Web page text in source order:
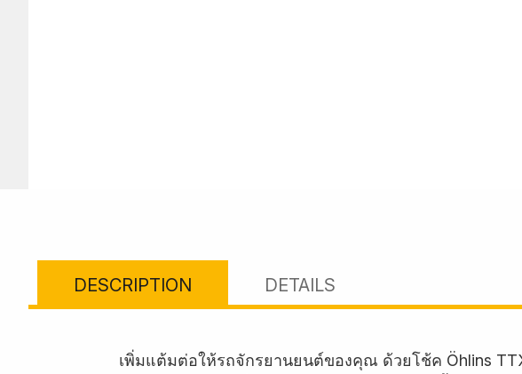
DESCRIPTION DETAILS
เพิ่มแต้มต่อให้รถจักรยานยนต์ของคุณ ด้วยโช้ค Öhlins